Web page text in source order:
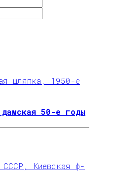
дамская 50-е годы